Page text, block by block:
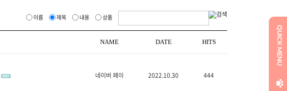
이름 제목 내용 상품
NAME DATE HITS
네이버 페이 2022.10.30 444